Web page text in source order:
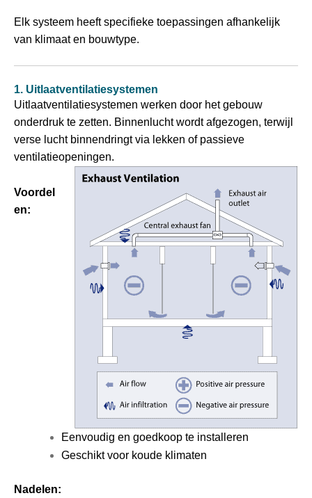
Elk systeem heeft specifieke toepassingen afhankelijk
van klimaat en bouwtype.
1. Uitlaatventilatiesystemen
Uitlaatventilatiesystemen werken door het gebouw
onderdruk te zetten. Binnenlucht wordt afgezogen, terwijl
verse lucht binnendringt via lekken of passieve
ventilatieopeningen.
Voordel
en:
Eenvoudig en goedkoop te installeren
Geschikt voor koude klimaten
Nadelen: